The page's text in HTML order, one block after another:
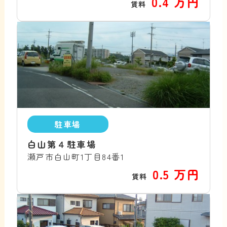
賃料
駐車場
白山第４駐車場
瀬戸市白山町1丁目84番1
賃料 0.5 万円